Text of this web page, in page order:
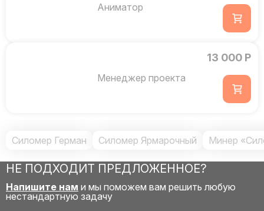
Аниматор
Менеджер проекта
13 000 Р
Силомер Герман Силомер Ярмарочный Минер
НЕ ПОДХОДИТ ПРЕДЛОЖЕННОЕ?
Напишите нам и мы поможем вам решить любую
нестандартную задачу